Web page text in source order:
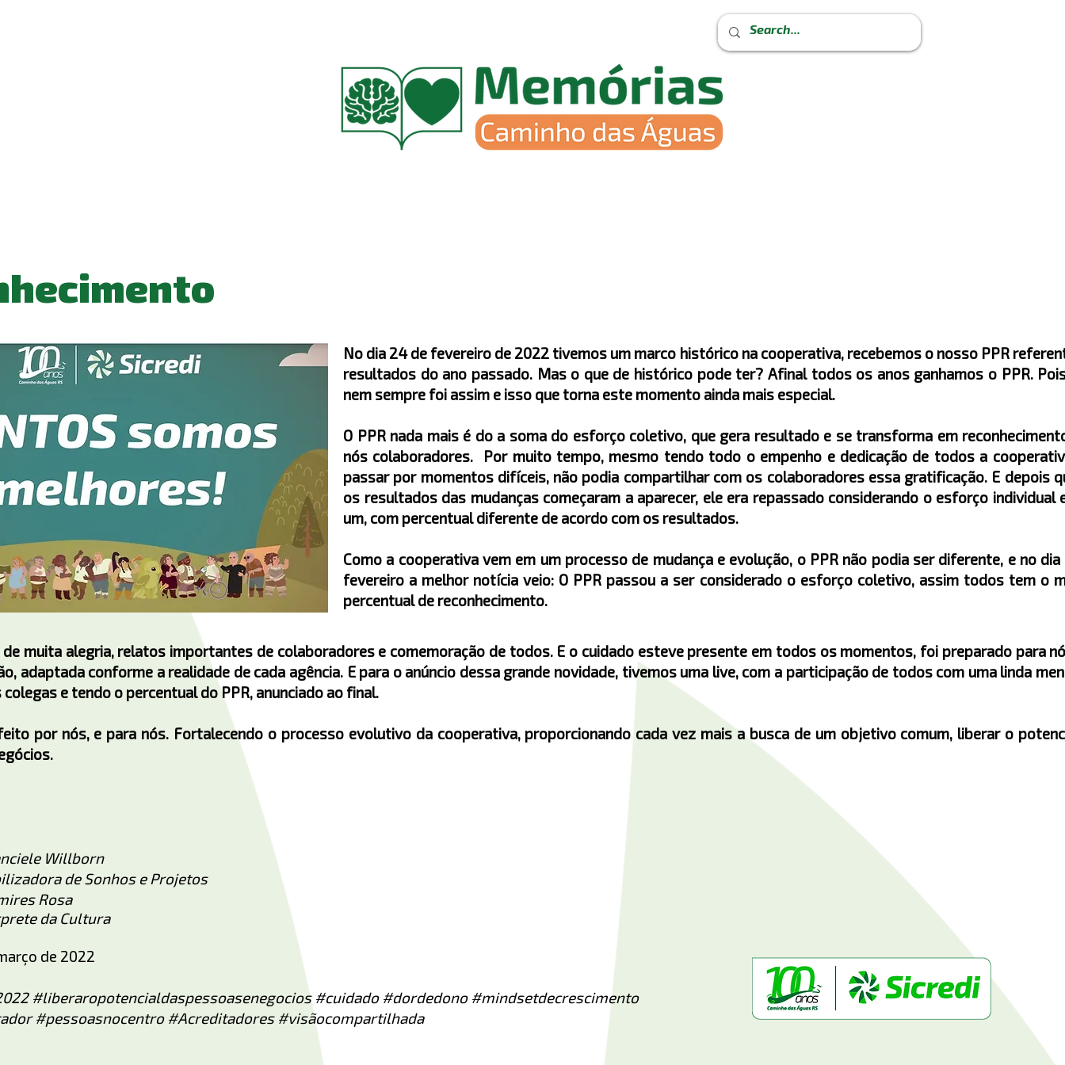
No dia 24 de fevereiro de 2022 tivemos um marco histórico na cooperativa, recebemos o nosso PPR
resultados do ano passado. Mas o que de histórico pode ter? Afinal todos os anos ganhamos o PPR.
nem sempre foi assim e isso que torna este momento ainda mais especial.
O PPR nada mais é do a soma do esforço coletivo, que gera resultado e se transforma em
nós colaboradores. Por muito tempo, mesmo tendo todo o empenho e dedicação de todos a
passar por momentos difíceis, não podia compartilhar com os colaboradores essa gratificação. E depois
os resultados das mudanças começaram a aparecer, ele era repassado considerando o esforço individual
um, com percentual diferente de acordo com os resultados.
Como a cooperativa vem em um processo de mudança e evolução, o PPR não podia ser diferente, e no
fevereiro a melhor notícia veio: O PPR passou a ser considerado o esforço coletivo, assim todos tem o
percentual de reconhecimento.
muita alegria, relatos importantes de colaboradores e comemoração de todos. E o cuidado esteve presente em todos os momentos, foi preparado para
adaptada conforme a realidade de cada agência. E para o anúncio dessa grande novidade, tivemos uma live, com a participação de todos com uma linda
e tendo o percentual do PPR, anunciado ao final.
por nós, e para nós. Fortalecendo o processo evolutivo da cooperativa, proporcionando cada vez mais a busca de um objetivo comum, liberar o
Willborn
de Sonhos e Projetos
Rosa
da Cultura
de 2022
#liberaropotencialdaspessoasenegocios #cuidado #dordedono #mindsetdecrescimento
#pessoasnocentro #Acreditadores #visãocompartilhada